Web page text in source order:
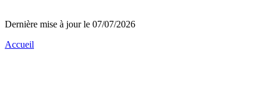
Dernière mise à jour le 07/07/2026
Accueil